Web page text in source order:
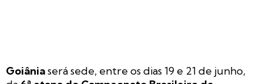
Goiâniaserá sede, entre os dias 19 e 21 de junho,